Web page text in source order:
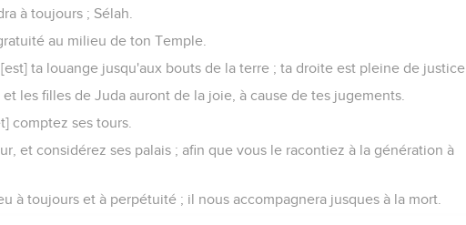
à toujours ; Sélah.
au milieu de ton Temple.
ta louange jusqu'aux bouts de la terre ; ta droite est pleine de justice.
les filles de Juda auront de la joie, à cause de tes jugements.
comptez ses tours.
et considérez ses palais ; afin que vous le racontiez à la génération à
à toujours et à perpétuité ; il nous accompagnera jusques à la mort.